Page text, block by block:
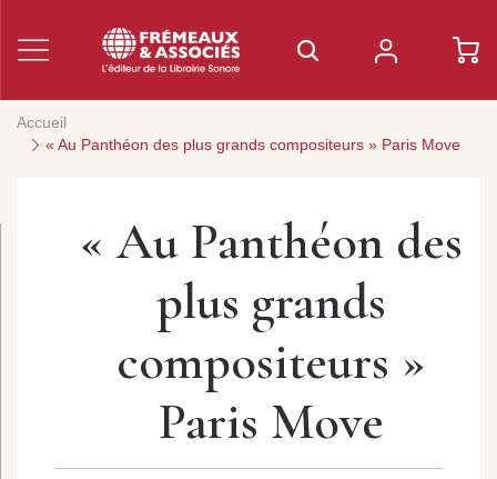
Accueil
« Au Panthéon des plus grands compositeurs » Paris Move
« Au Panthéon des
plus grands
compositeurs »
Paris Move